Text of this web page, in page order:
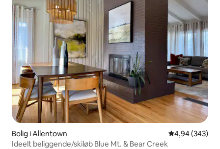
Bolig i Allentown 4,94 ud af 5 i
4,94 (343)
Ideelt beliggende/skiløb Blue Mt. & Bear Creek